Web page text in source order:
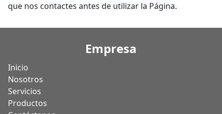
que nos contactes antes de utilizar la Página.
Empresa
Inicio
Nosotros
Servicios
Productos